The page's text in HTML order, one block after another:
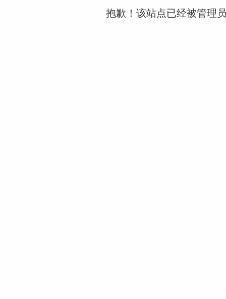
抱歉！该站点已经被管理